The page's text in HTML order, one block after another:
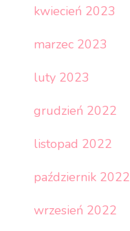
kwiecień 2023
marzec 2023
luty 2023
grudzień 2022
listopad 2022
październik 2022
wrzesień 2022